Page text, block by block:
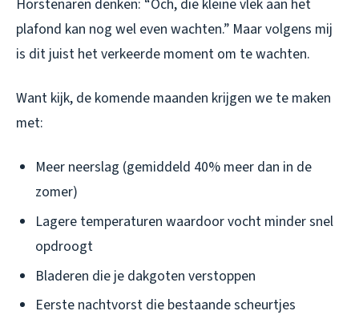
Horstenaren denken: “Och, die kleine vlek aan het
plafond kan nog wel even wachten.” Maar volgens mij
is dit juist het verkeerde moment om te wachten.
Want kijk, de komende maanden krijgen we te maken
met:
Meer neerslag (gemiddeld 40% meer dan in de
zomer)
Lagere temperaturen waardoor vocht minder snel
opdroogt
Bladeren die je dakgoten verstoppen
Eerste nachtvorst die bestaande scheurtjes